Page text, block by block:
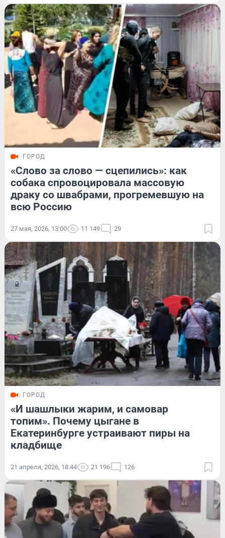
ГОРОД
«Слово за слово — сцепились»: как
собака спровоцировала массовую
драку со швабрами, прогремевшую на
всю Россию
27 мая, 2026, 13:00 11 149 29
ГОРОД
«И шашлыки жарим, и самовар
топим». Почему цыгане в
Екатеринбурге устраивают пиры на
кладбище
21 апреля, 2026, 18:44 21 196 126